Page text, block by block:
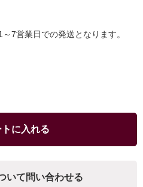
7営業日での発送となります。
トに入れる
いて問い合わせる